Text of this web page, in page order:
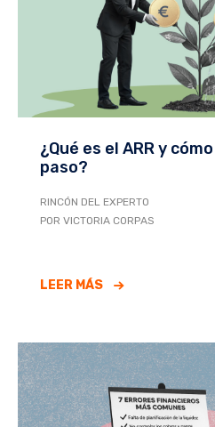
¿Qué es el ARR y
paso?
RINCÓN DEL EXPERTO
POR VICTORIA CORPAS
LEER MÁS